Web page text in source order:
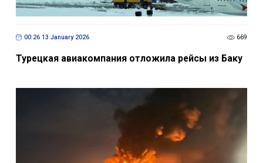
00:26 13 January 2026 669
Турецкая авиакомпания отложила рейсы из Баку